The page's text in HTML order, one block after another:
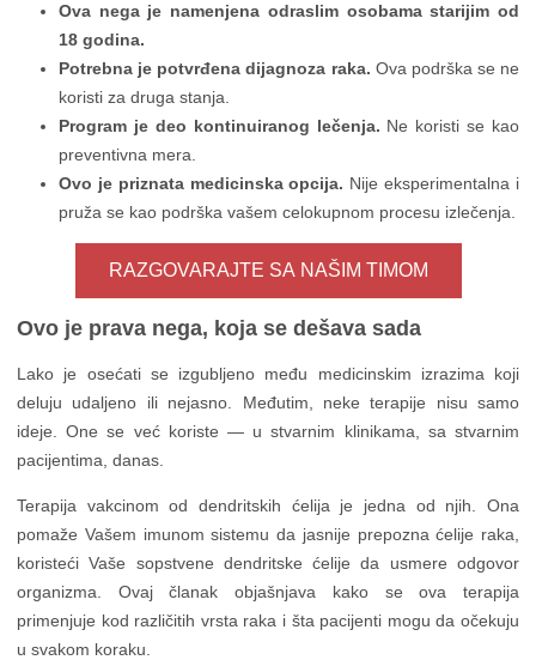
Ova nega je namenjena odraslim osobama starijim od
18 godina.
Potrebna je potvrđena dijagnoza raka. Ova podrška se ne
koristi za druga stanja.
Program je deo kontinuiranog lečenja. Ne koristi se kao
preventivna mera.
Ovo je priznata medicinska opcija. Nije eksperimentalna i
pruža se kao podrška vašem celokupnom procesu izlečenja.
RAZGOVARAJTE SA NAŠIM TIMOM
Ovo je prava nega, koja se dešava sada
Lako je osećati se izgubljeno među medicinskim izrazima koji
deluju udaljeno ili nejasno. Međutim, neke terapije nisu samo
ideje. One se već koriste — u stvarnim klinikama, sa stvarnim
pacijentima, danas.
Terapija vakcinom od dendritskih ćelija je jedna od njih. Ona
pomaže Vašem imunom sistemu da jasnije prepozna ćelije raka,
koristeći Vaše sopstvene dendritske ćelije da usmere odgovor
organizma. Ovaj članak objašnjava kako se ova terapija
primenjuje kod različitih vrsta raka i šta pacijenti mogu da očekuju
u svakom koraku.